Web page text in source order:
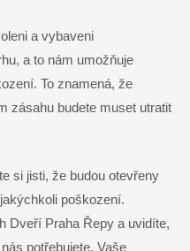
a vybaveni
a to nám umožňuje
To znamená, že
zásahu budete muset utratit
si jisti, že budou otevřeny
poškození.
Dveří Praha Řepy a uvidíte,
potřebujete. Vaše